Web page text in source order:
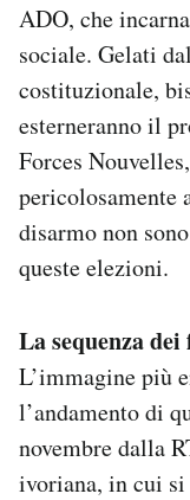
ADO, che
sociale. Gelati
costituzionale,
esterneranno il
Forces
pericolosamente
disarmo non
queste elezioni.
La sequenza
L’immagine più
l’andamento di
novembre dalla
ivoriana, in cui